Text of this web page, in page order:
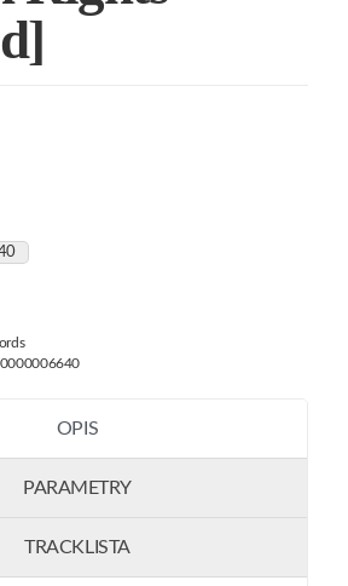
OPIS
PARAMETRY
TRACKLISTA